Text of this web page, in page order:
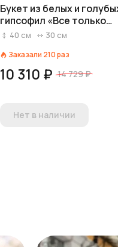
Букет из белых и
гипсофил «Все только
начинается»
40 см 30 см
Заказали 210раз
10 310 ₽ 14 729 ₽
Нет в наличии